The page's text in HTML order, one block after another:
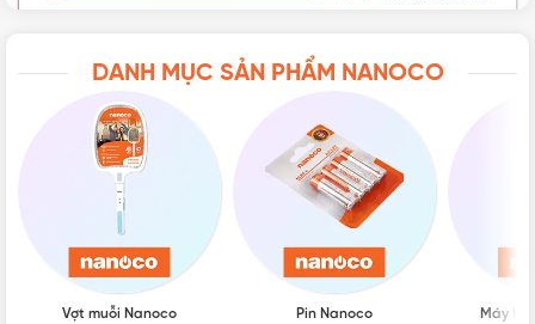
DANH MỤC SẢN PHẨM NANOCO
Vợt muỗi Nanoco Pin Nanoco Máy